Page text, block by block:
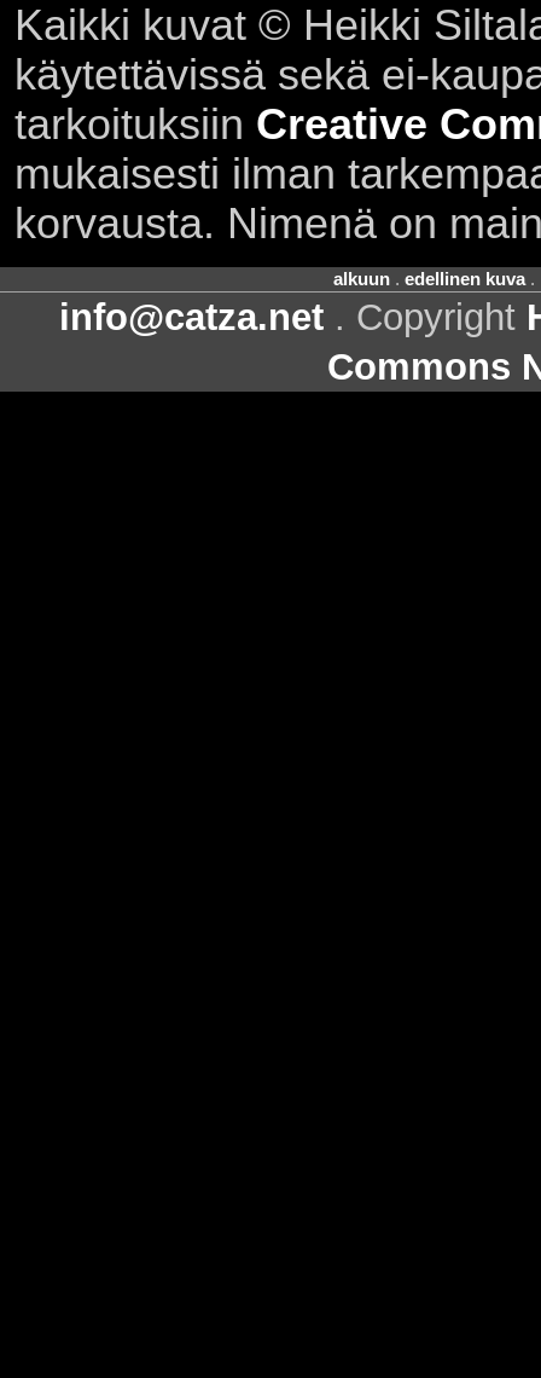
Kaikki kuvat © Heikki
käytettävissä sekä ei-
tarkoituksiin Creative
mukaisesti ilman
korvausta. Nimenä on
alkuun. edellinen kuva.
info@catza.net . Copyright
Commons